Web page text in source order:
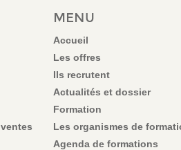
MENU
Accueil
Les offres
Ils recrutent
Actualités et dossier
Formation
Les organismes de
Agenda de formations